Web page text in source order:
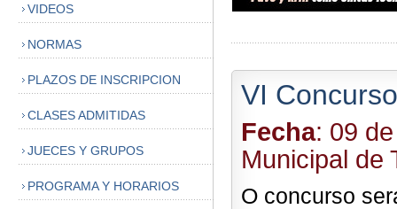
VIDEOS
NORMAS
PLAZOS DE INSCRIPCION
CLASES ADMITIDAS
JUECES Y GRUPOS
PROGRAMA Y HORARIOS
VI
Fecha: 09
Municipal de
O concurso